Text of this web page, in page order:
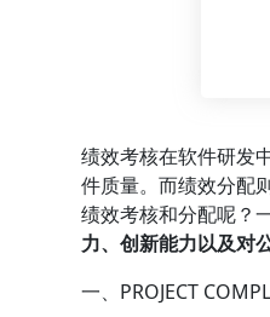
绩效考核在软件研发
件质量。而绩效分配
绩效考核和分配呢？
力、创新能力以及对
一、PROJECT